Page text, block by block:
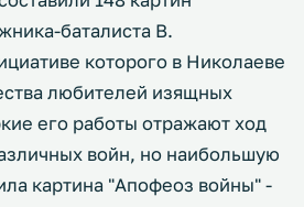
баталиста В.
которого в Николаеве
любителей изящных
его работы отражают ход
войн, но наибольшую
картина "Апофеоз войны" -